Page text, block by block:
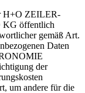
H+O ZEILER-
öffentlich
gemäß Art.
Daten
der
um andere für die